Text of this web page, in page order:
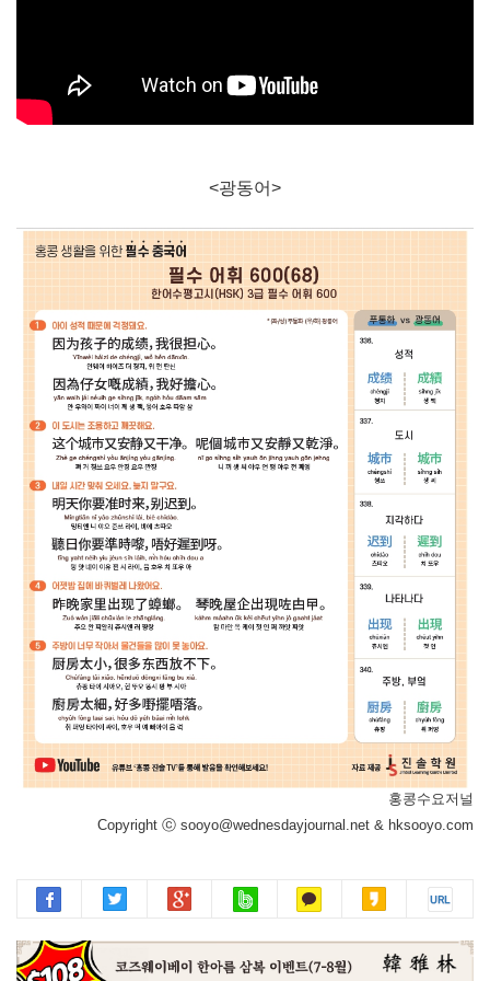
<광동어>
홍콩수요저널
Copyright ⓒ sooyo@wednesdayjournal.net & hksooyo.com